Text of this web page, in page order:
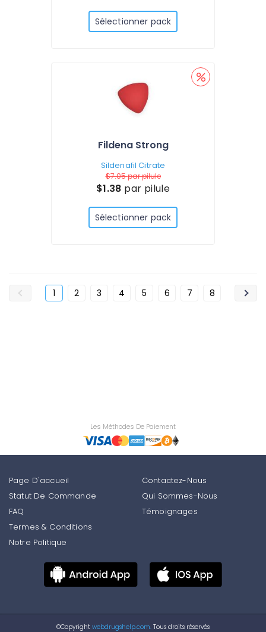
Sélectionner pack
Fildena Strong
Sildenafil Citrate
$7.05par pilule
$1.38 par pilule
Sélectionner pack
1 2 3 4 5 6 7 8
Les Méthodes De Paiement
Page D'accueil
Statut De Commande
FAQ
Contactez-Nous
Qui Sommes-Nous
Témoignages
Termes & Conditions
Notre Politique
©Copyright webdrugshelp.com. Tous droits réservés